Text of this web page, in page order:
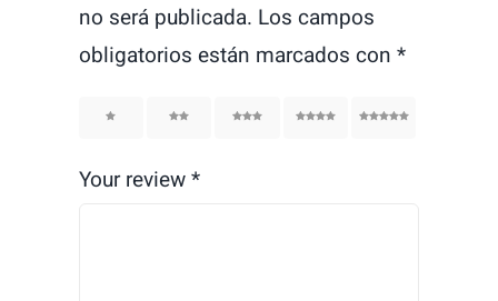
no será publicada. Los campos
obligatorios están marcados con *
2 3 4 5
Your review*